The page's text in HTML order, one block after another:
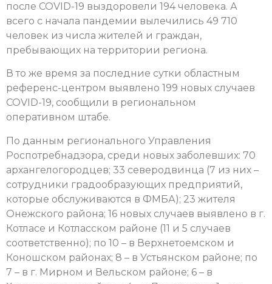
после COVID-19 выздоровели 194 человека. А
всего с начала пандемии вылечились 49 710
человек из числа жителей и граждан,
пребывающих на территории региона.
В то же время за последние сутки областным
референс-центром выявлено 199 новых случаев
COVID-19, сообщили в региональном
оперативном штабе.
По данным регионального Управления
Роспотребнадзора, среди новых заболевших: 70
архангелогородцев; 33 северодвинца (7 из них –
сотрудники градообразующих предприятий,
которые обслуживаются в ФМБА); 23 жителя
Онежского района; 16 новых случаев выявлено в г.
Котласе и Котласском районе (11 и 5 случаев
соответственно); по 10 – в Верхнетоемском и
Коношском районах; 8 – в Устьянском районе; по
7 – в г. Мирном и Вельском районе; 6 – в